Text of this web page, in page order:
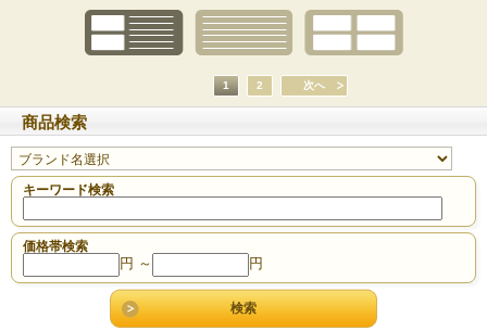
1 2 次へ
商品検索
キーワード検索
価格帯検索
円 ～ 円